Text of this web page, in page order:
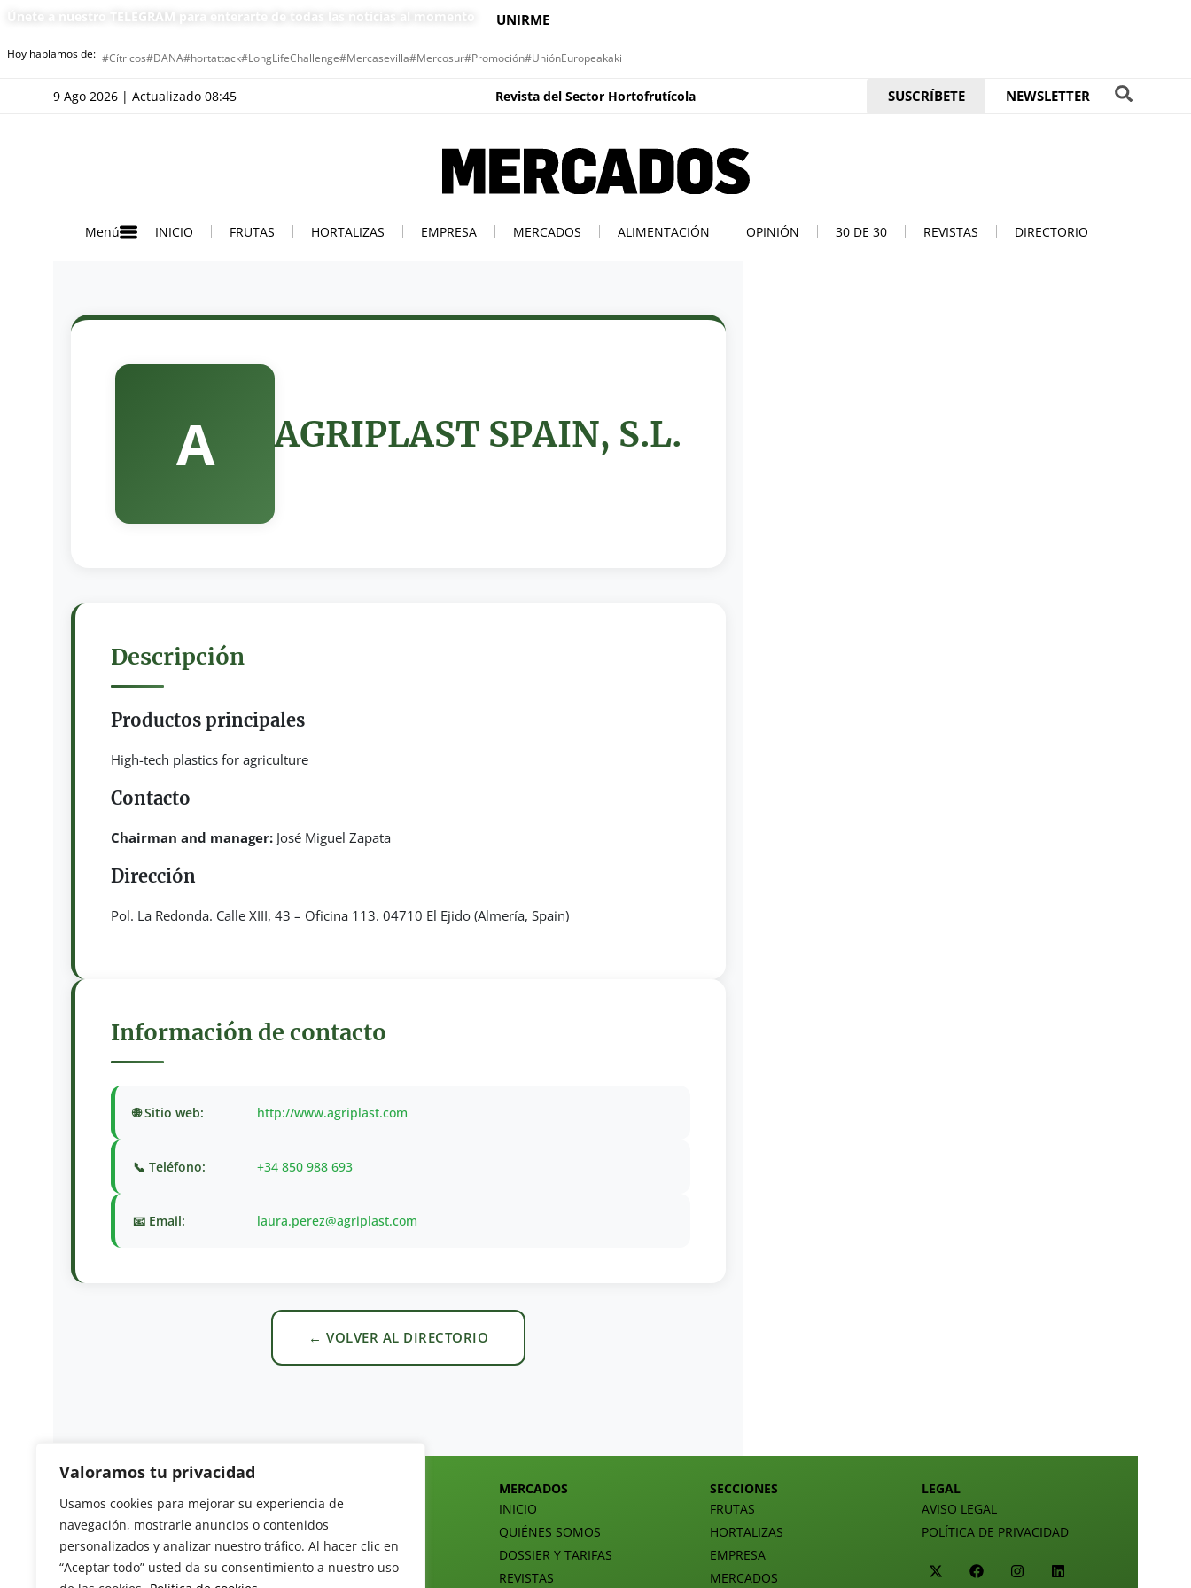
Valoramos tu privacidad
Usamos cookies para mejorar su experiencia de
navegación, mostrarle anuncios o contenidos
personalizados y analizar nuestro tráfico. Al hacer clic en
“Aceptar todo” usted da su consentimiento a nuestro uso
Únete a nuestro TELEGRAM para enterarte de todas las noticias al momento UNIRME
Hoy hablamos de: #Cítricos#DANA#hortattack#LongLifeChallenge#Mercasevilla#Mercosur#Promoción#UniónEuropeakaki
9 Ago 2026 | Actualizado 08:45 Revista del Sector Hortofrutícola SUSCRÍBETE NEWSLETTER
Menú INICIO FRUTAS HORTALIZAS EMPRESA MERCADOS ALIMENTACIÓN OPINIÓN 30 DE 30 REVISTAS DIRECTORIO
A AGRIPLAST SPAIN, S.L.
Descripción
Productos principales
High-tech plastics for agriculture
Contacto
Chairman and manager: José Miguel Zapata
Dirección
Pol. La Redonda. Calle XIII, 43 – Oficina 113. 04710 El Ejido (Almería, Spain)
Información de contacto
🌐 Sitio web: http://www.agriplast.com
📞 Teléfono: +34 850 988 693
📧 Email: laura.perez@agriplast.com
← VOLVER AL DIRECTORIO
Revista del Sector Hortofrutícola
C/ Presidente Cárdenas nº 10.
41013 Sevilla. ESPAÑA
MERCADOS
INICIO
QUIÉNES SOMOS
DOSSIER Y TARIFAS
REVISTAS
SECCIONES
FRUTAS
HORTALIZAS
EMPRESA
MERCADOS
LEGAL
AVISO LEGAL
POLÍTICA DE PRIVACIDAD